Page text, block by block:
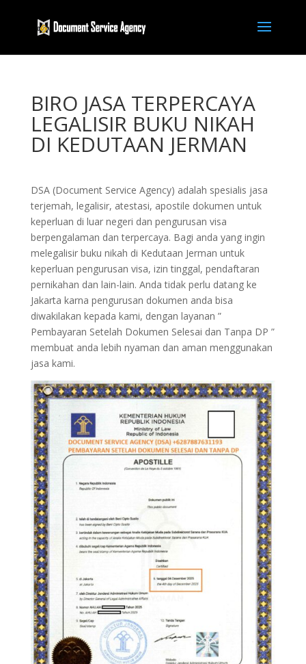
BIRO JASA TERPERCAYA
LEGALISIR BUKU NIKAH
DI KEDUTAAN JERMAN
DSA (Document Service Agency) adalah spesialis jasa
terjemah, legalisir, atestasi, apostile dokumen untuk
keperluan di luar negeri dan pengurusan visa
berpengalaman dan terpercaya. Bagi anda yang ingin
melegalisir buku nikah di Kedutaan Jerman untuk
keperluan pengurusan visa, izin tinggal, pendaftaran
pernikahan dan lain-lain. Anda tidak perlu datang ke
Jakarta karna pengurusan dokumen anda bisa
diwakilakan kepada kami, dengan layanan ”
Pembayaran Setelah Dokumen Selesai dan Tanpa DP ”
membuat anda lebih nyaman dan aman menggunakan
jasa kami.